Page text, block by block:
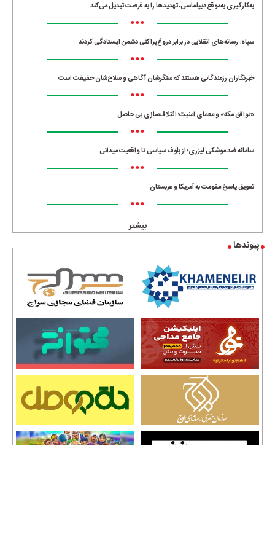
به‌کارگیری به‌موقع دیپلماسی، تهدیدها را به فرصت تبدیل می‌کند
•••
سپاه: رسانه‌های انقلابی در برابر دروغ‌پراکنی دشمن ایستادگی کردند
•••
خبرنگاران رزمندگانی هستند که سنگرشان آگاهی و سلاح‌شان حقیقت است
•••
«توافق مکه» و معمای امنیت؛ ائتلاف‌سازی بی حاصل
•••
سامانه ضد موشکی لیزری؛ از بلوف سیاسی تا واقعیت میدانی
•••
تعویق پاسخ مقومت به آمریکا و عربستان
•••
بیشتر
پیوندها